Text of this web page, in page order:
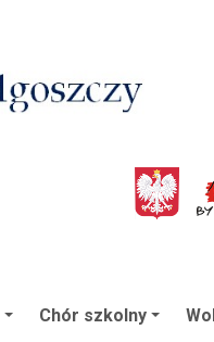
Chór szkolny